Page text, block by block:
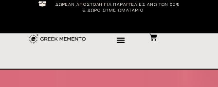
ΔΩΡΕΆΝ ΑΠΟΣΤΟΛΉ ΓΙΑ ΠΑΡΑΓΓΕΛΊΕΣ ΆΝΩ ΤΩΝ 60€
& ΔΏΡΟ ΣΗΜΕΙΩΜΑΤΆΡΙΟ